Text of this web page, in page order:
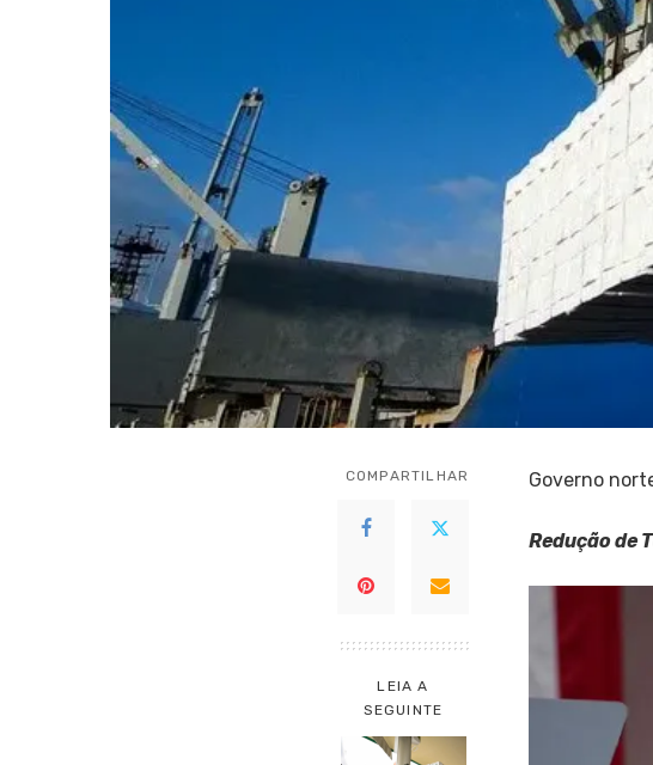
COMPARTILHAR
LEIA A
SEGUINTE
Governo
Redução de